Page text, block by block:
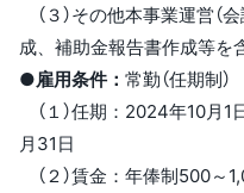
（３）その他本事業運営
成、補助金報告書作成等を
●雇用条件： 常勤（任期制）
（１）任期：2024年10月
月31日
（２）賃金：年俸制500